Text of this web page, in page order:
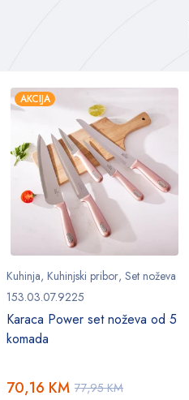
AKCIJA
Kuhinja, Kuhinjski pribor, Set noževa
153.03.07.9225
Karaca Power set noževa od 5
komada
77,95KM
70,16 KM